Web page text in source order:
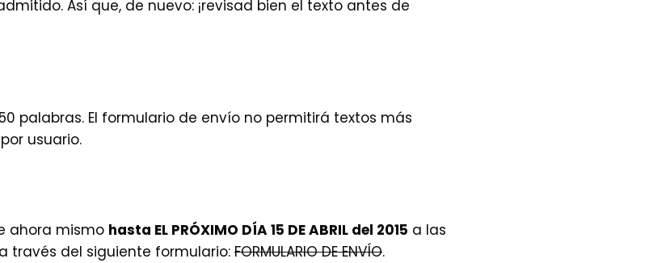
Así que, de nuevo: ¡revisad bien el texto antes de
palabras. El formulario de envío no permitirá textos más
usuario.
ahora mismo hasta EL PRÓXIMO DÍA 15 DE ABRIL del 2015 a las
través del siguiente formulario: FORMULARIO DE ENVÍO.